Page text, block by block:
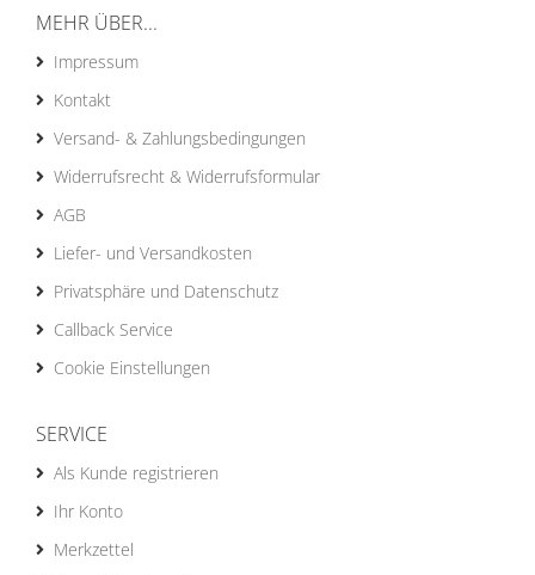
MEHR ÜBER...
Impressum
Kontakt
Versand- & Zahlungsbedingungen
Widerrufsrecht & Widerrufsformular
AGB
Liefer- und Versandkosten
Privatsphäre und Datenschutz
Callback Service
Cookie Einstellungen
SERVICE
Als Kunde registrieren
Ihr Konto
Merkzettel